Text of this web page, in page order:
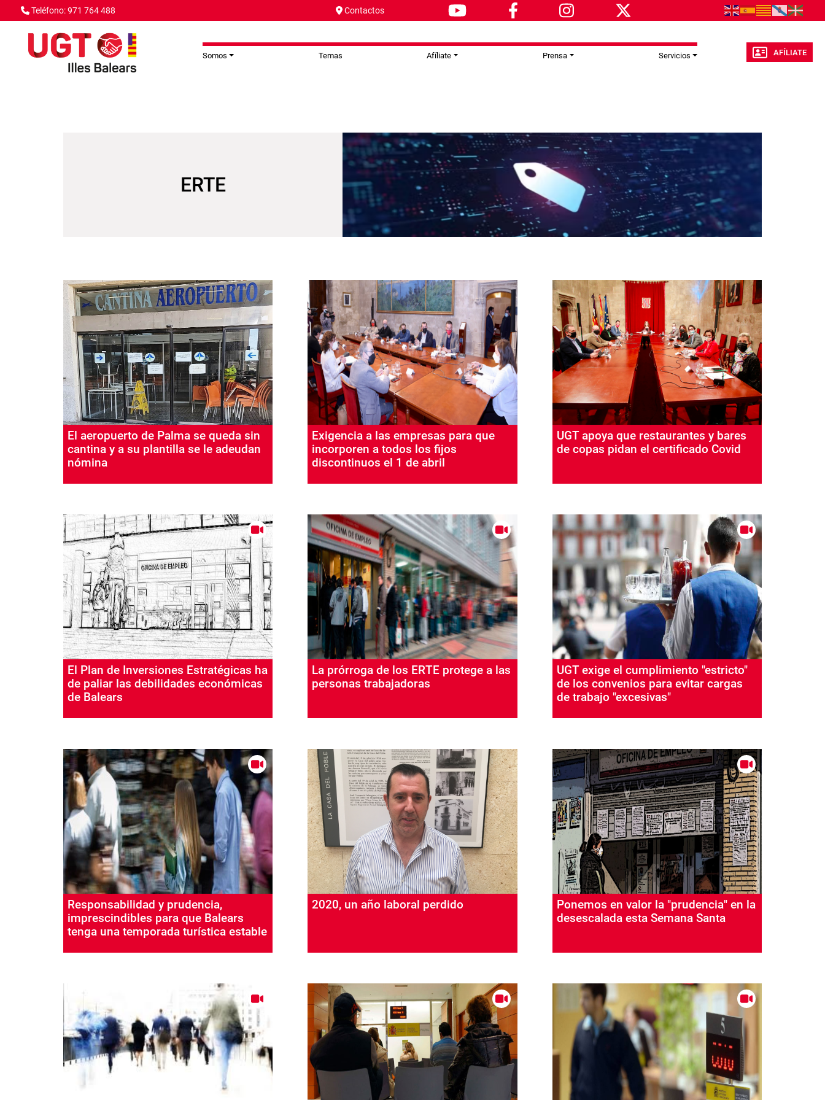
Pasar al contenido principal
Teléfono: 971 764 488 Contactos
Somos Temas Afíliate Prensa Servicios AFÍLIATE
ERTE
El aeropuerto de Palma se queda sin
cantina y a su plantilla se le adeudan
nómina
Exigencia a las empresas para que
incorporen a todos los fijos
discontinuos el 1 de abril
UGT apoya que restaurantes y bares
de copas pidan el certificado Covid
El Plan de Inversiones Estratégicas ha
de paliar las debilidades económicas
de Balears
La prórroga de los ERTE protege a las
personas trabajadoras
UGT exige el cumplimiento "estricto"
de los convenios para evitar cargas
de trabajo "excesivas"
Responsabilidad y prudencia,
imprescindibles para que Balears
tenga una temporada turística estable
2020, un año laboral perdido
Ponemos en valor la "prudencia" en la
desescalada esta Semana Santa